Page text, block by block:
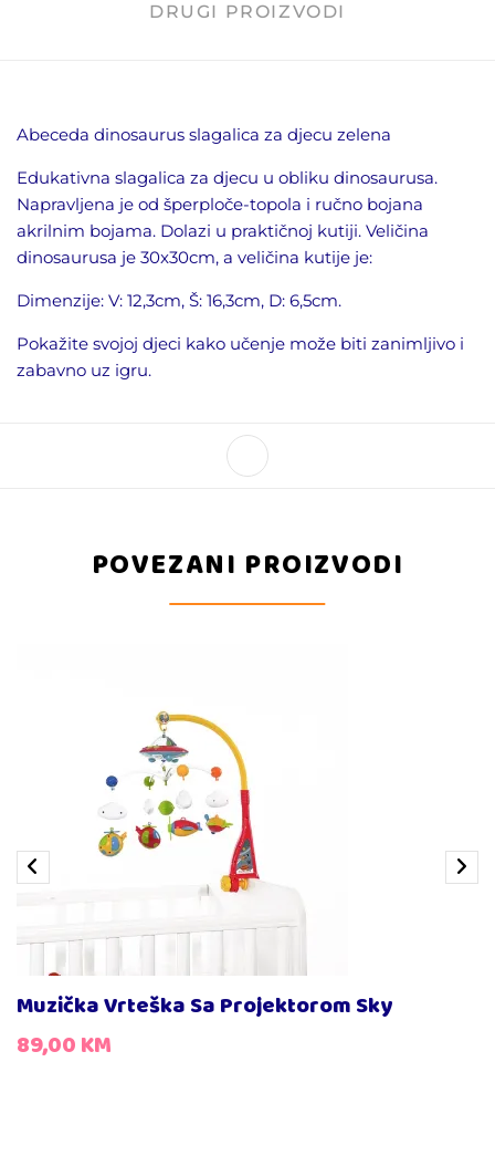
DRUGI PROIZVODI
Abeceda dinosaurus slagalica za djecu zelena
Edukativna slagalica za djecu u obliku dinosaurusa.
Napravljena je od šperploče-topola i ručno bojana
akrilnim bojama. Dolazi u praktičnoj kutiji. Veličina
dinosaurusa je 30x30cm, a veličina kutije je:
Dimenzije: V: 12,3cm, Š: 16,3cm, D: 6,5cm.
Pokažite svojoj djeci kako učenje može biti zanimljivo i
zabavno uz igru.
POVEZANI PROIZVODI
Muzička Vrteška Sa Projektorom Sky
89,00KM